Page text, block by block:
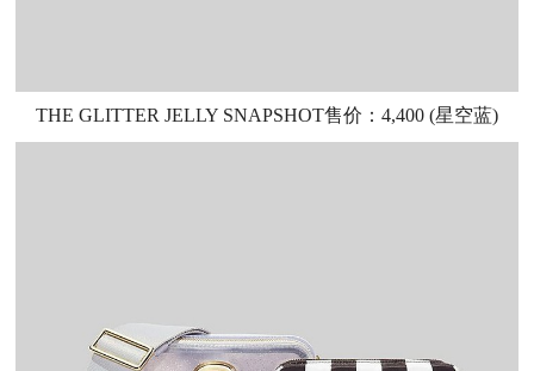
THE GLITTER JELLY SNAPSHOT售价：4,400 (星空蓝)